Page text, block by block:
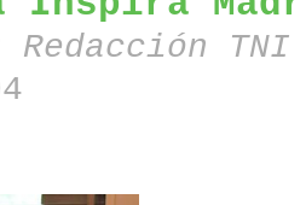
Redacción